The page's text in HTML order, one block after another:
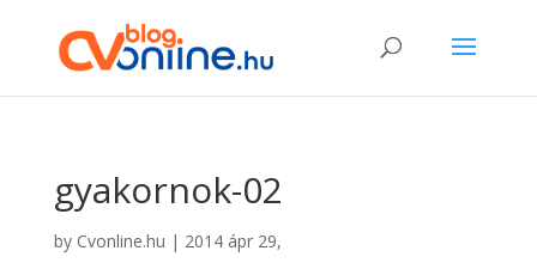
gyakornok-02
by Cvonline.hu | 2014 ápr 29,